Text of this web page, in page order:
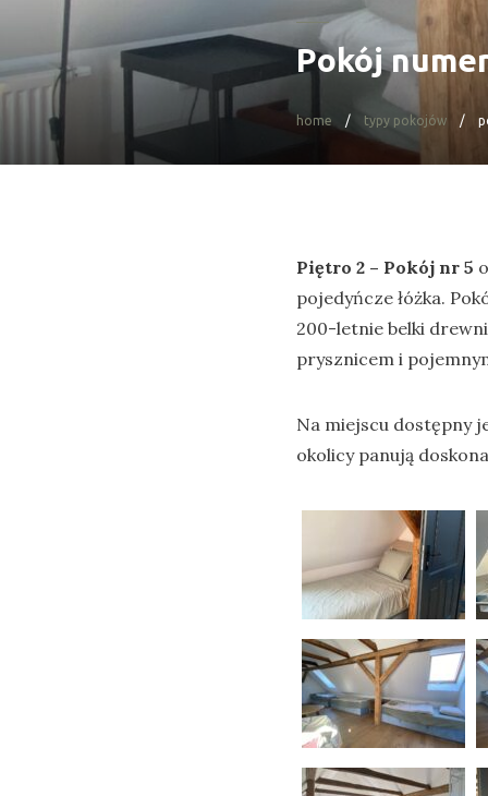
Pokój
home typy pokojów
Piętro 2 – Pokój nr 5
pojedyńcze łóżka.
200-letnie belki
prysznicem i
Na miejscu dostępny
okolicy panują